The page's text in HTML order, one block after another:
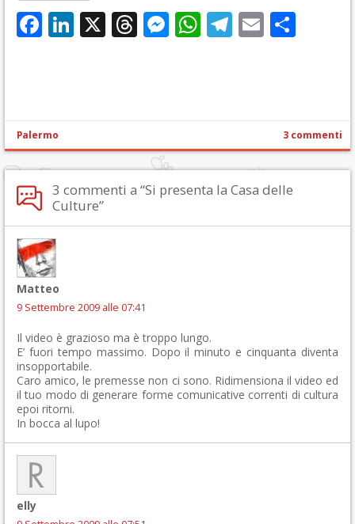
Facebook
LinkedIn
X Threads
Messenger
WhatsApp
Telegram
Email
Palermo 3 commenti
3 commenti a “Si presenta la Casa delle
Culture”
Matteo
9 Settembre 2009 alle 07:41
Il video è grazioso ma è troppo lungo.
E’ fuori tempo massimo. Dopo il minuto e cinquanta diventa
insopportabile.
Caro amico, le premesse non ci sono. Ridimensiona il video ed
il tuo modo di generare forme comunicative correnti di cultura
epoi ritorni.
In bocca al lupo!
elly